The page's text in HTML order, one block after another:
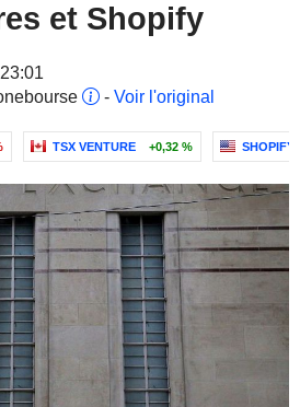
et Shopify
- Voir l'original
TSX VENTURE +0,32 % SHOPIFY